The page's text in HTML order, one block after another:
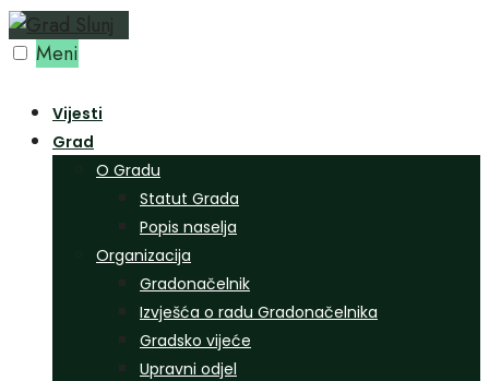
Preskoči
na Meni
Vijesti
Grad
O Gradu
Statut Grada
Popis naselja
Organizacija
Gradonačelnik
Izvješća o radu Gradonačelnika
Gradsko vijeće
Upravni odjel